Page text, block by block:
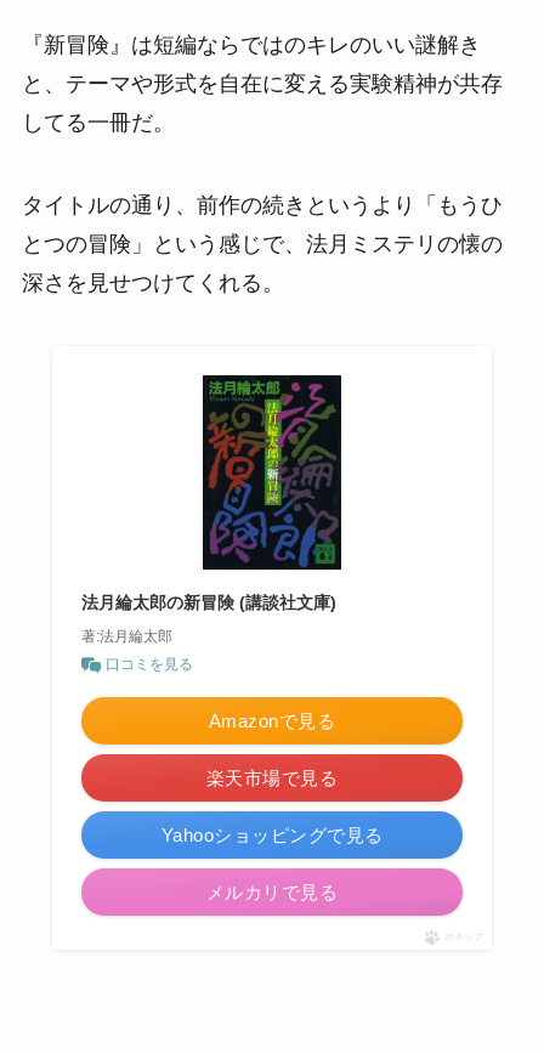
『新冒険』は短編ならではのキレのいい謎解き
と、テーマや形式を自在に変える実験精神が共存
してる一冊だ。
タイトルの通り、前作の続きというより「もうひ
とつの冒険」という感じで、法月ミステリの懐の
深さを見せつけてくれる。
法月綸太郎の新冒険 (講談社文庫)
著:法月綸太郎
口コミを見る
Amazonで見る
楽天市場で見る
Yahooショッピングで見る
メルカリで見る
ポチップ